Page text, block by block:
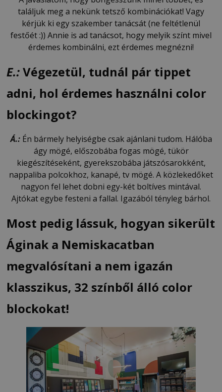
találjuk meg a nekünk tetsző kombinációkat! Vagy
kérjük ki egy szakember tanácsát (ne feltétlenül
festőét :)) Annie is ad tanácsot, hogy melyik színt mivel
érdemes kombinálni, ezt érdemes megnézni!
E.:Végezetül, tudnál pár tippet
adni, hol érdemes használni color
blockingot?
Á.:Én bármely helyiségbe csak ajánlani tudom. Hálóba
ágy mögé, előszobába fogas mögé, tükör
kiegészítéseként, gyerekszobába játszósarokként,
nappaliba polcokhoz, kanapé, tv mögé. A közlekedőket
nagyon fel lehet dobni egy-két boltíves mintával.
Ajtókat egybe festeni a fallal. Igazából tényleg bárhol.
Most pedig lássuk, hogyan sikerült
Áginak a Nemiskacatban
megvalósítani a nem igazán
klasszikus, 32 színből álló color
blockokat!